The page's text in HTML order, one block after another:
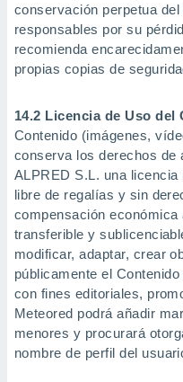
conservación perpetua
responsables por su
recomienda
propias copias de
14.2 Licencia de Uso del
Contenido (imágenes,
conserva los derechos de
ALPRED S.L. una
libre de regalías y sin
compensación económica
transferible y
modificar, adaptar, crear
públicamente el
con fines editoriales,
Meteored podrá añadir
menores y procurará
nombre de perfil del